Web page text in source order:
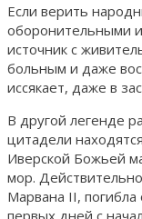
Если верить
оборонительными
источник с
больным и даже
иссякает, даже в
В другой легенде
цитадели
Иверской Божьей
мор.
Марвана II,
первых дней с